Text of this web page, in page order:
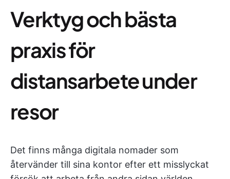
Verktyg och bästa
praxis för
distansarbete under
resor
Det finns många digitala nomader som
återvänder till sina kontor efter ett misslyckat